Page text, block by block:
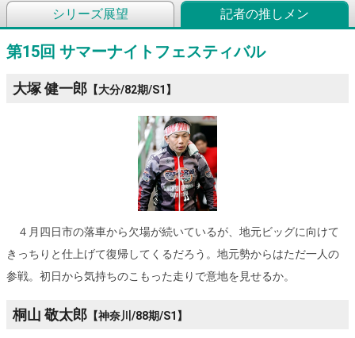
シリーズ展望 記者の推しメン
第15回 サマーナイトフェスティバル
大塚 健一郎 【大分/82期/S1】
４月四日市の落車から欠場が続いているが、地元ビッグに向けて
きっちりと仕上げて復帰してくるだろう。地元勢からはただ一人の
参戦。初日から気持ちのこもった走りで意地を見せるか。
桐山 敬太郎 【神奈川/88期/S1】